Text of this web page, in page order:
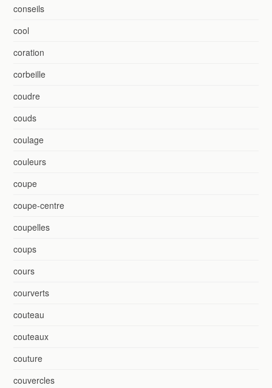
conseils
cool
coration
corbeille
coudre
couds
coulage
couleurs
coupe
coupe-centre
coupelles
coups
cours
courverts
couteau
couteaux
couture
couvercles